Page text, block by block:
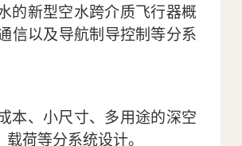
的新型空水跨介质飞行器概
信以及导航制导控制等分系
本、小尺寸、多用途的深空
荷等分系统设计。